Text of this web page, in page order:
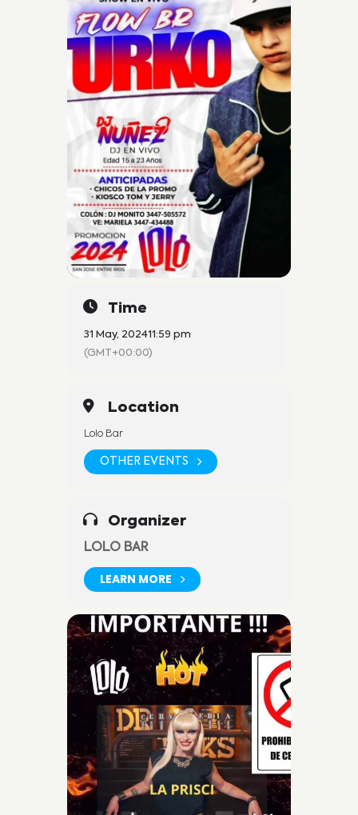
Time
31 May, 202411:59 pm
(GMT+00:00)
Location
Lolo Bar
OTHER EVENTS
Organizer
LOLO BAR
LEARN MORE